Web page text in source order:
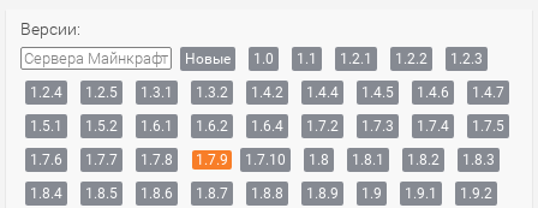
Версии:
Сервера Майнкрафт Новые 1.0 1.1 1.2.1 1.2.2
1.2.3
1.2.4
1.2.5 1.3.1 1.3.2 1.4.2 1.4.4 1.4.5 1.4.6
1.4.7
1.5.1
1.5.2 1.6.1 1.6.2 1.6.4 1.7.2 1.7.3 1.7.4
1.7.5
1.7.6
1.7.7 1.7.8 1.7.9 1.7.10 1.8 1.8.1 1.8.2
1.8.3
1.8.4
1.8.5 1.8.6 1.8.7 1.8.8 1.8.9 1.9 1.9.1
1.9.2